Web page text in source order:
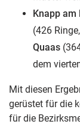
Knapp am
(426
Quaas
dem
Mit diesen
gerüstet für die
für die